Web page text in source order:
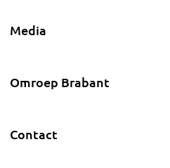
Media
Omroep Brabant
Contact